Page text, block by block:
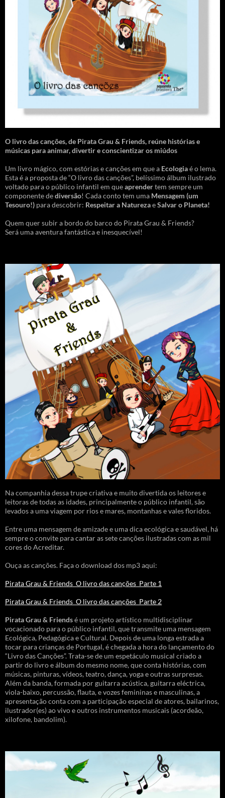
O livro das canções,de Pirata Grau & Friends, reúne histórias e
músicas para animar, divertir e conscientizar os miúdos
Um livro mágico, com estórias e canções em que a Ecologiaé o lema.
Esta é a proposta de “O livro das canções”, belíssimo álbum ilustrado
voltado para o público infantil em queaprendertem sempre um
componente dediversão! Cada conto tem uma Mensagem (um
Tesouro!) para descobrir: Respeitar a NaturezaeSalvar o Planeta!
Quem quer subir a bordo do barco do Pirata Grau & Friends?
Será uma aventura fantástica e inesquecível!
Na companhia dessa trupe criativa e muito divertida os leitores e
leitoras de todas as idades, principalmente o público infantil, são
levados a uma viagem por rios e mares, montanhas e vales floridos.
Entre uma mensagem de amizade e uma dica ecológica e saudável, há
sempre o convite para cantar as sete canções ilustradas com as mil
cores do Acreditar.
Ouça as canções. Faça o download dos mp3 aqui:
Pirata Grau & Friends_O livro das canções_Parte 1
Pirata Grau & Friends_O livro das canções_Parte 2
Pirata Grau & Friendsé um projeto artístico multidisciplinar
vocacionado para o público infantil, que transmite uma mensagem
Ecológica, Pedagógica e Cultural. Depois de uma longa estrada a
tocar para crianças de Portugal, é chegada a hora do lançamento do
“Livro das Canções”. Trata-se de um espetáculo musical criado a
partir do livro e álbum do mesmo nome, que conta histórias, com
músicas, pinturas, vídeos, teatro, dança, yoga e outras surpresas.
Além da banda, formada por guitarra acústica, guitarra eléctrica,
viola-baixo, percussão, flauta, e vozes femininas e masculinas, a
apresentação conta com a participação especial de atores, bailarinos,
ilustrador(es) ao vivo e outros instrumentos musicais (acordeão,
xilofone, bandolim).